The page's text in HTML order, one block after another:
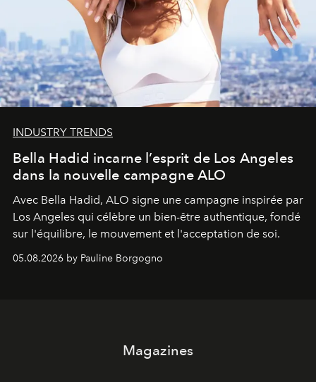
INDUSTRY TRENDS
Bella Hadid incarne l’esprit de Los Angeles
dans la nouvelle campagne ALO
Avec Bella Hadid, ALO signe une campagne inspirée par
Los Angeles qui célèbre un bien-être authentique, fondé
sur l'équilibre, le mouvement et l'acceptation de soi.
05.08.2026 by Pauline Borgogno
Magazines